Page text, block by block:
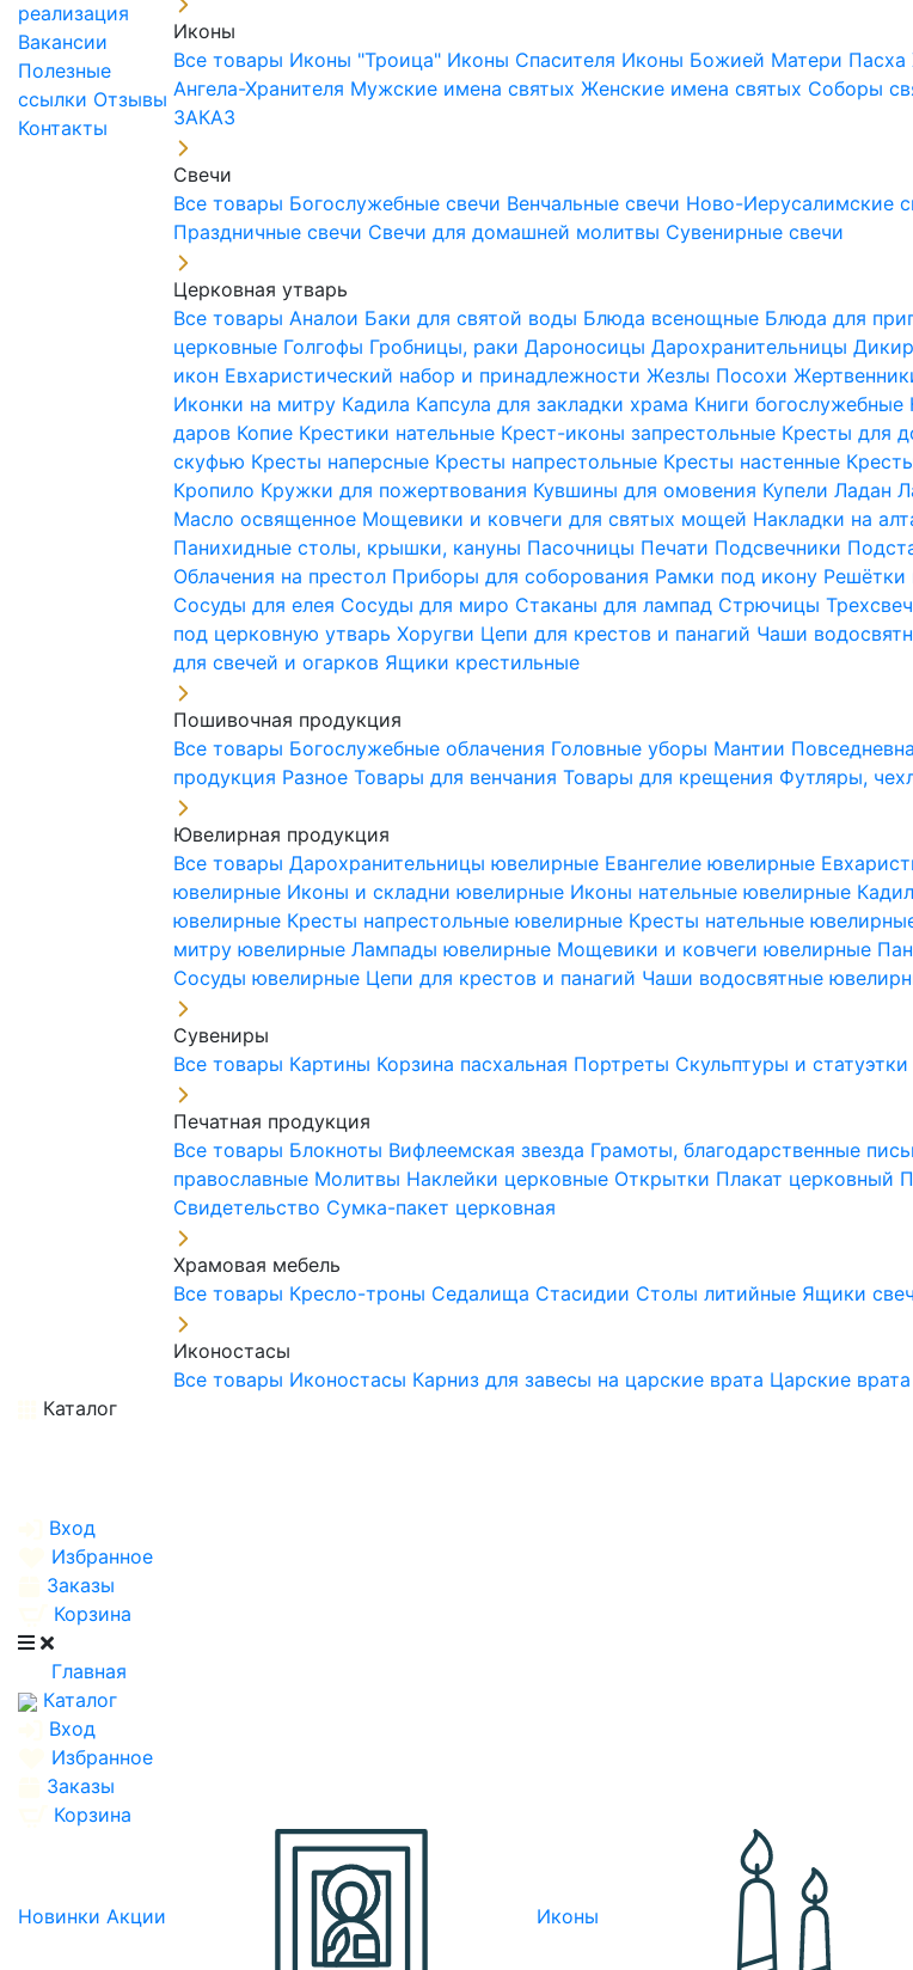
реализация
Вакансии
Полезные
ссылки Отзывы
Контакты
Иконы
Все товары Иконы "Троица" Иконы Спасителя Иконы Божией Матери
Ангела-Хранителя Мужские имена святыхЖенские имена святых Соборы
ЗАКАЗ
Свечи
Все товары Богослужебные свечи Венчальные свечи Ново-Иерусалимские
Праздничные свечи Свечи для домашней молитвы Сувенирные свечи
Церковная утварь
Все товарыАналои Баки для святой воды Блюда всенощные Блюда для
церковные Голгофы Гробницы, ракиДароносицыДарохранительницы
икон Евхаристический набор и принадлежностиЖезлы Посохи
Иконки на митру Кадила Капсула для закладки храма Книги богослужебные
даров Копие Крестики нательные Крест-иконы запрестольные Кресты для
скуфью Кресты наперсные Кресты напрестольные Кресты настенные
Кропило Кружки для пожертвования Кувшины для омовения КупелиЛадан
Масло освященное Мощевики и ковчеги для святых мощей Накладки на
Панихидные столы, крышки, кануны Пасочницы Печати Подсвечники
Облачения на престол Приборы для соборования Рамки под икону Решётки
Сосуды для елея Сосуды для миро Стаканы для лампад Стрючицы
под церковную утварьХоругви Цепи для крестов и панагий Чаши
для свечей и огарков Ящики крестильные
Пошивочная продукция
Все товары Богослужебные облачения Головные уборы Мантии
продукция РазноеТовары для венчанияТовары для крещения Футляры,
Ювелирная продукция
Все товарыДарохранительницы ювелирные Евангелие ювелирные
ювелирные Иконы и складни ювелирные Иконы нательные ювелирные
ювелирные Кресты напрестольные ювелирные Кресты нательные
митру ювелирныеЛампады ювелирные Мощевики и ковчеги ювелирные
Сосуды ювелирные Цепи для крестов и панагий Чаши водосвятные
Сувениры
Все товары Картины Корзина пасхальная Портреты Скульптуры и статуэтки
Печатная продукция
Все товары Блокноты Вифлеемская звезда Грамоты, благодарственные
православные Молитвы Наклейки церковные Открытки Плакат церковный
Свидетельство Сумка-пакет церковная
Храмовая мебель
Все товары Кресло-троны Седалища Стасидии Столы литийные Ящики
Иконостасы
Все товары Иконостасы Карниз для завесы на царские врата Царские врата
Каталог
Вход
Избранное
Заказы
Корзина
Главная
Каталог
Вход
Избранное
Заказы
Корзина
Новинки Акции Иконы